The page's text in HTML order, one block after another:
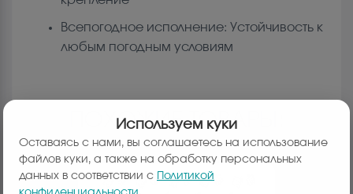
Всепогодное исполнение: Устойчивость к
любым погодным условиям
ПОХОЖИЕ ТОВАРЫ:
Используем куки
Оставаясь с нами, вы соглашаетесь на использование
файлов куки, а также на обработку персональных
данных в соответствии с
Политикой